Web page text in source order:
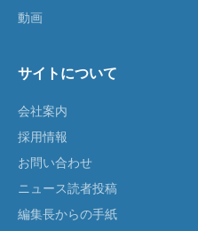
動画
サイトについて
会社案内
採用情報
お問い合わせ
ニュース読者投稿
編集長からの手紙